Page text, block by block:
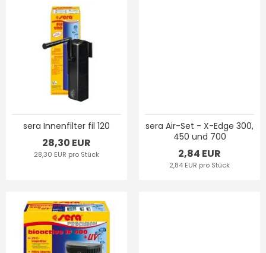
sera Innenfilter fil 120
28,30 EUR
28,30 EUR pro Stück
sera Air-Set - X-Edge 300,
450 und 700
2,84 EUR
2,84 EUR pro Stück